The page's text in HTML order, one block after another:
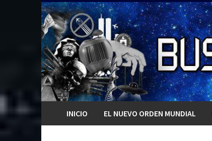
Saltar
al
contenido
INICIO EL NUEVO ORDEN MUNDIAL